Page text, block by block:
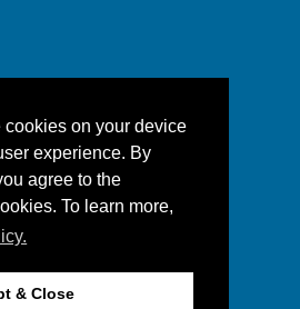
cookies on your device
experience. By
agree to the
To learn more,
& Close